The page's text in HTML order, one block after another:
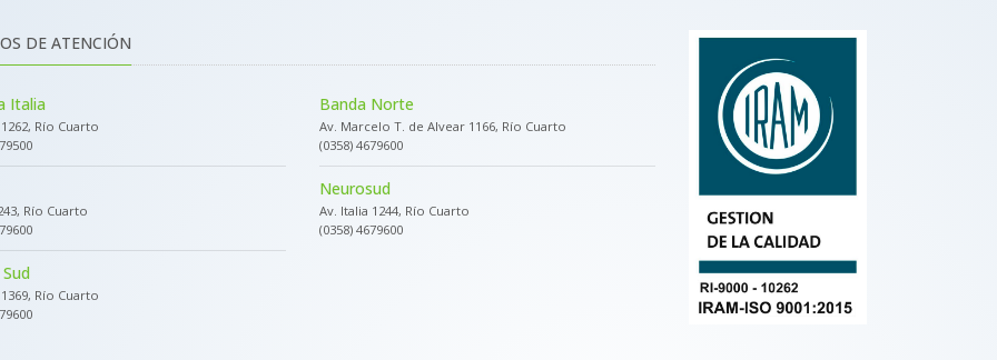
DE ATENCIÓN
Italia
Río Cuarto
Río Cuarto
Río Cuarto
Banda Norte
Av. Marcelo T. de Alvear 1166, Río Cuarto
(0358) 4679600
Neurosud
Av. Italia 1244, Río Cuarto
(0358) 4679600